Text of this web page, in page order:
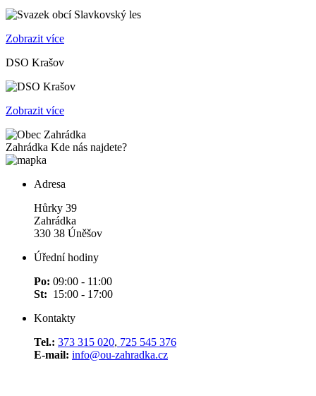
Zobrazit více
DSO Krašov
Zobrazit více
Zahrádka Kde nás najdete?
Adresa
Hůrky 39
Zahrádka
330 38 Úněšov
Úřední hodiny
Po: 09:00 - 11:00
St: 15:00 - 17:00
Kontakty
Tel.: 373 315 020, 725 545 376
E-mail: info@ou-zahradka.cz